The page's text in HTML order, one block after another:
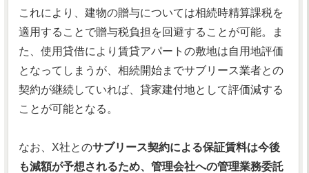
これにより、建物の贈与については相続時精算課税を
適用することで贈与税負担を回避することが可能。ま
た、使用貸借により賃貸アパートの敷地は自用地評価
となってしまうが、相続開始までサブリース業者との
契約が継続していれば、貸家建付地として評価減する
ことが可能となる。
なお、X社とのサブリース契約による保証賃料は今後
も減額が予想されるため、管理会社への管理業務委託